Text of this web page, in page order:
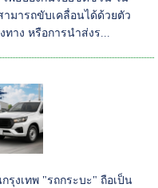
ามารถขับเคลื่อนได้ด้วยตัว
ทาง หรือการนำส่งร...
รุงเทพ "รถกระบะ" ถือเป็น